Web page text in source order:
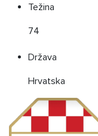
Težina
74
Država
Hrvatska